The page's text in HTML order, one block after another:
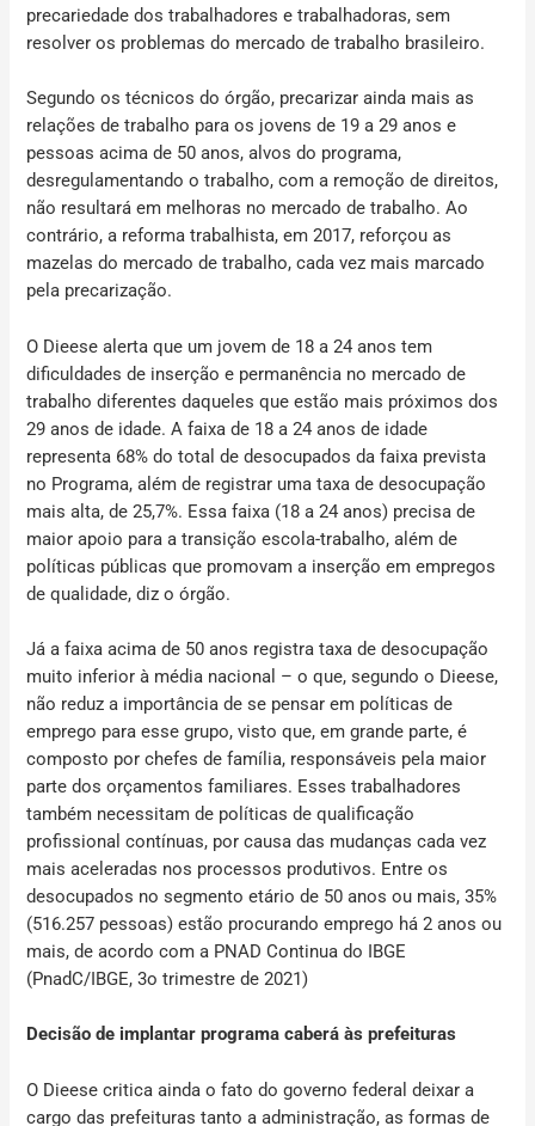
precariedade dos trabalhadores e trabalhadoras, sem
resolver os problemas do mercado de trabalho brasileiro.
Segundo os técnicos do órgão, precarizar ainda mais as
relações de trabalho para os jovens de 19 a 29 anos e
pessoas acima de 50 anos, alvos do programa,
desregulamentando o trabalho, com a remoção de direitos,
não resultará em melhoras no mercado de trabalho. Ao
contrário, a reforma trabalhista, em 2017, reforçou as
mazelas do mercado de trabalho, cada vez mais marcado
pela precarização.
O Dieese alerta que um jovem de 18 a 24 anos tem
dificuldades de inserção e permanência no mercado de
trabalho diferentes daqueles que estão mais próximos dos
29 anos de idade. A faixa de 18 a 24 anos de idade
representa 68% do total de desocupados da faixa prevista
no Programa, além de registrar uma taxa de desocupação
mais alta, de 25,7%. Essa faixa (18 a 24 anos) precisa de
maior apoio para a transição escola-trabalho, além de
políticas públicas que promovam a inserção em empregos
de qualidade, diz o órgão.
Já a faixa acima de 50 anos registra taxa de desocupação
muito inferior à média nacional – o que, segundo o Dieese,
não reduz a importância de se pensar em políticas de
emprego para esse grupo, visto que, em grande parte, é
composto por chefes de família, responsáveis pela maior
parte dos orçamentos familiares. Esses trabalhadores
também necessitam de políticas de qualificação
profissional contínuas, por causa das mudanças cada vez
mais aceleradas nos processos produtivos. Entre os
desocupados no segmento etário de 50 anos ou mais, 35%
(516.257 pessoas) estão procurando emprego há 2 anos ou
mais, de acordo com a PNAD Continua do IBGE
(PnadC/IBGE, 3o trimestre de 2021)
Decisão de implantar programa caberá às prefeituras
O Dieese critica ainda o fato do governo federal deixar a
cargo das prefeituras tanto a administração, as formas de